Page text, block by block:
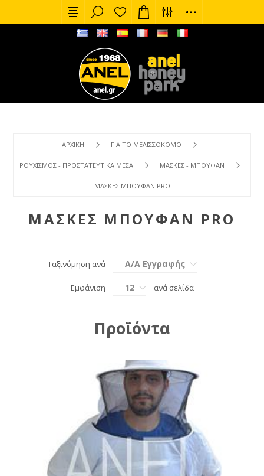
ΑΡΧΙΚΉ ΓΙΑ ΤΟ ΜΕΛΙΣΣΟΚΌΜΟ
ΡΟΥΧΙΣΜΌΣ - ΠΡΟΣΤΑΤΕΥΤΙΚΆ ΜΈΣΑ ΜΆΣΚΕΣ - ΜΠΟΥΦΆΝ
ΜΆΣΚΕΣ ΜΠΟΥΦΆΝ PRO
ΜΆΣΚΕΣ ΜΠΟΥΦΆΝ PRO
Ταξινόμηση ανά Α/Α Εγγραφής
Εμφάνιση 12 ανά σελίδα
Προϊόντα